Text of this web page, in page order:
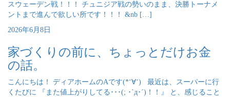
スウェーデン戦！！！ チュニジア戦の勢いのまま、決勝トーナメ
ントまで進んで欲しい所です！！！ &nb […]
2026年6月8日
家づくりの前に、ちょっとだけお金
の話。
こんにちは！ ディアホームのAです(*‘∀‘) 最近は、スーパーに行
くたびに 『また値上がりしてる･･･(; ･`д･´)！！』 と、感じること